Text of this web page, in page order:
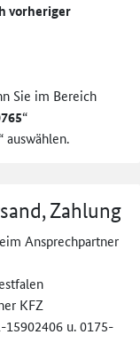
vorheriger
Sie im Bereich
“
auswählen.
Zahlung
Ansprechpartner
KFZ
15902406 u. 0175-